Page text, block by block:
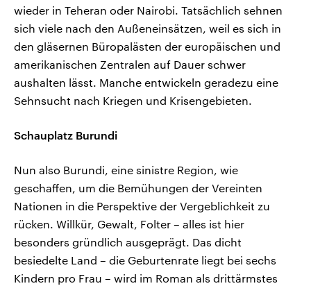
wieder in Teheran oder Nairobi. Tatsächlich sehnen
sich viele nach den Außeneinsätzen, weil es sich in
den gläsernen Büropalästen der europäischen und
amerikanischen Zentralen auf Dauer schwer
aushalten lässt. Manche entwickeln geradezu eine
Sehnsucht nach Kriegen und Krisengebieten.
Schauplatz Burundi
Nun also Burundi, eine sinistre Region, wie
geschaffen, um die Bemühungen der Vereinten
Nationen in die Perspektive der Vergeblichkeit zu
rücken. Willkür, Gewalt, Folter – alles ist hier
besonders gründlich ausgeprägt. Das dicht
besiedelte Land – die Geburtenrate liegt bei sechs
Kindern pro Frau – wird im Roman als drittärmstes